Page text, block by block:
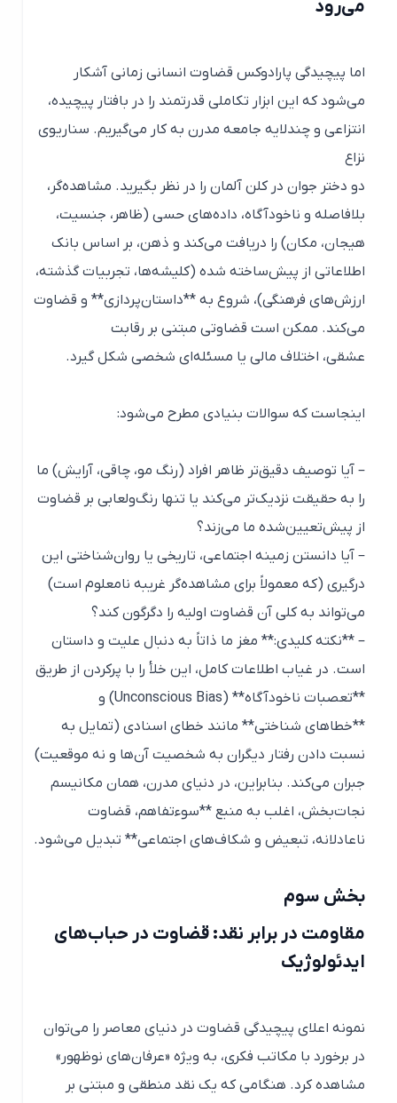
می‌رود
اما پیچیدگی پارادوکس قضاوت انسانی زمانی آشکار
می‌شود که این ابزار تکاملی قدرتمند را در بافتار پیچیده،
انتزاعی و چندلایه جامعه مدرن به کار می‌گیریم. سناریوی
دو دختر جوان در کلن آلمان را در نظر بگیرید. مشاهده‌گر،
بلافاصله و ناخودآگاه، داده‌های حسی (ظاهر، جنسیت،
هیجان، مکان) را دریافت می‌کند و ذهن، بر اساس بانک
اطلاعاتی از پیش‌ساخته شده (کلیشه‌ها، تجربیات گذشته،
ارزش‌های فرهنگی)، شروع به **داستان‌پردازی** و قضاوت
می‌کند. ممکن است قضاوتی مبتنی بر رقابت
عشقی، اختلاف مالی یا مسئله‌ای شخصی شکل گیرد.
اینجاست که سوالات بنیادی مطرح می‌شود:
– آیا توصیف دقیق‌تر ظاهر افراد (رنگ مو، چاقی، آرایش) ما
را به حقیقت نزدیک‌تر می‌کند یا تنها رنگ‌و‌لعابی بر قضاوت
از پیش‌تعیین‌شده ما می‌زند؟
– آیا دانستن زمینه اجتماعی، تاریخی یا روان‌شناختی این
درگیری (که معمولاً برای مشاهده‌گر غریبه نامعلوم است)
می‌تواند به کلی آن قضاوت اولیه را دگرگون کند؟
– **نکته کلیدی:** مغز ما ذاتاً به دنبال علیت و داستان
است. در غیاب اطلاعات کامل، این خلأ را با پرکردن از طریق
**تعصبات ناخودآگاه** (Unconscious Bias) و
**خطاهای شناختی** مانند خطای اسنادی (تمایل به
نسبت دادن رفتار دیگران به شخصیت آن‌ها و نه موقعیت)
جبران می‌کند. بنابراین، در دنیای مدرن، همان مکانیسم
نجات‌بخش، اغلب به منبع **سوءتفاهم، قضاوت
ناعادلانه، تبعیض و شکاف‌های اجتماعی** تبدیل می‌شود.
بخش سوم
مقاومت در برابر نقد: قضاوت در حباب‌های
ایدئولوژیک
نمونه اعلای پیچیدگی قضاوت در دنیای معاصر را می‌توان
در برخورد با مکاتب فکری، به ویژه «عرفان‌های نوظهور»
مشاهده کرد. هنگامی که یک نقد منطقی و مبتنی بر